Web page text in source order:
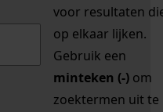
voor resultaten
op elkaar lijken.
Gebruik een
minteken (-) om
zoektermen uit te